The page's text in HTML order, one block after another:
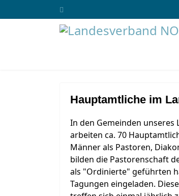
Hauptamtliche im
In den Gemeinden unseres
arbeiten ca. 70
Männer als Pastoren,
bilden die Pastorenschaft
als "Ordinierte" geführten
Tagungen eingeladen.